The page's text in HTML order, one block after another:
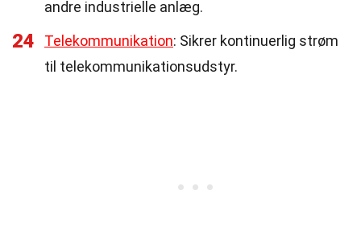
andre industrielle anlæg.
24 Telekommunikation: Sikrer kontinuerlig strøm
til telekommunikationsudstyr.